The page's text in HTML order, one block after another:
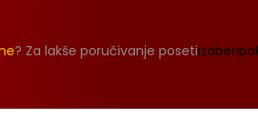
? Za lakše poručivanje poseti